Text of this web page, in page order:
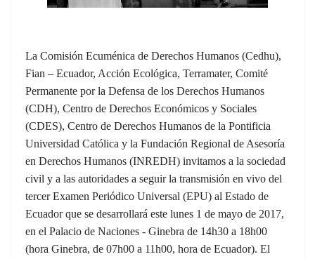
La Comisión Ecuménica de Derechos Humanos (Cedhu),
Fian – Ecuador, Acción Ecológica, Terramater, Comité
Permanente por la Defensa de los Derechos Humanos
(CDH), Centro de Derechos Económicos y Sociales
(CDES), Centro de Derechos Humanos de la Pontificia
Universidad Católica y la Fundación Regional de Asesoría
en Derechos Humanos (INREDH) invitamos a la sociedad
civil y a las autoridades a seguir la transmisión en vivo del
tercer Examen Periódico Universal (EPU) al Estado de
Ecuador que se desarrollará este lunes 1 de mayo de 2017,
en el Palacio de Naciones - Ginebra de 14h30 a 18h00
(hora Ginebra, de 07h00 a 11h00, hora de Ecuador). El